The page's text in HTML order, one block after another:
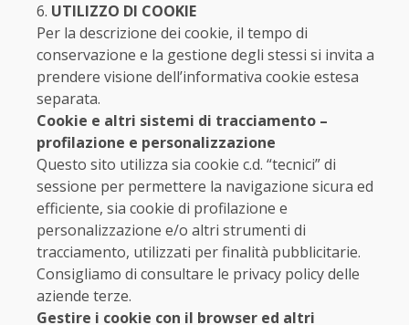
UTILIZZO DI COOKIE
Per la descrizione dei cookie, il tempo di
conservazione e la gestione degli stessi si invita a
prendere visione dell’informativa cookie estesa
separata.
Cookie e altri sistemi di tracciamento –
profilazione e personalizzazione
Questo sito utilizza sia cookie c.d. “tecnici” di
sessione per permettere la navigazione sicura ed
efficiente, sia cookie di profilazione e
personalizzazione e/o altri strumenti di
tracciamento, utilizzati per finalità pubblicitarie.
Consigliamo di consultare le privacy policy delle
aziende terze.
Gestire i cookie con il browser ed altri